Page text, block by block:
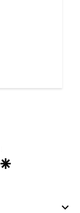
youtube-
footer
twitter